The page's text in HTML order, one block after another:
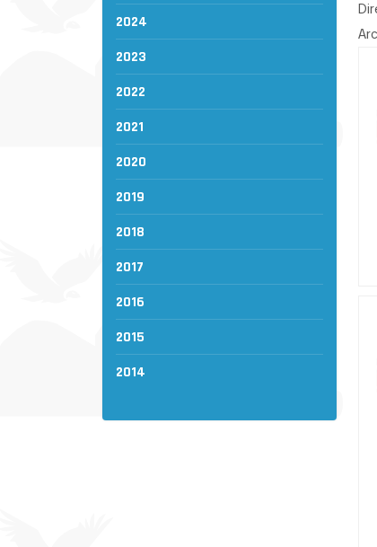
2024
2023
2022
2021
2020
2019
2018
2017
2016
2015
2014